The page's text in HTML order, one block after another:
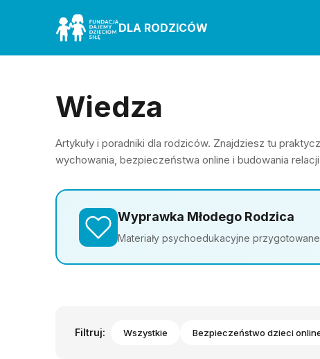
DLA RODZICÓW
Wiedza
Artykuły i poradniki dla rodziców. Znajdziesz tu
wychowania, bezpieczeństwa online i budowania
Wyprawka Młodego Rodzica
Materiały psychoedukacyjne
Filtruj: Wszystkie Bezpieczeństwo dzieci